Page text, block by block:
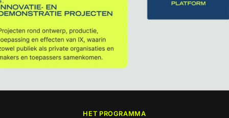
HET PROGRAMMA